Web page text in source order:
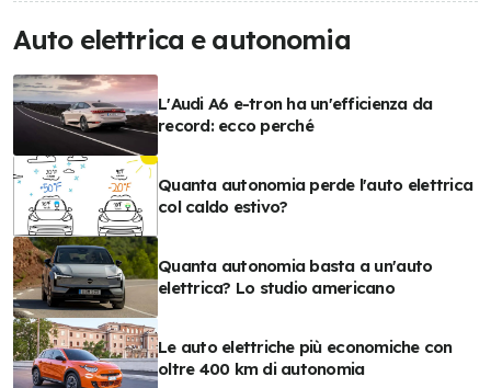
Auto elettrica e autonomia
L'Audi A6 e-tron ha un'efficienza da
record: ecco perché
Quanta autonomia perde l'auto elettrica
col caldo estivo?
Quanta autonomia basta a un'auto
elettrica? Lo studio americano
Le auto elettriche più economiche con
oltre 400 km di autonomia